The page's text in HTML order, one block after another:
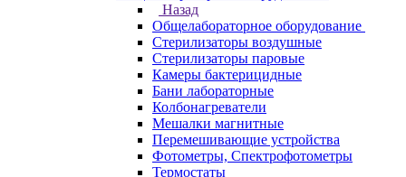
Назад
Общелабораторное оборудование
Стерилизаторы воздушные
Стерилизаторы паровые
Камеры бактерицидные
Бани лабораторные
Колбонагреватели
Мешалки магнитные
Перемешивающие устройства
Фотометры, Спектрофотометры
Термостаты